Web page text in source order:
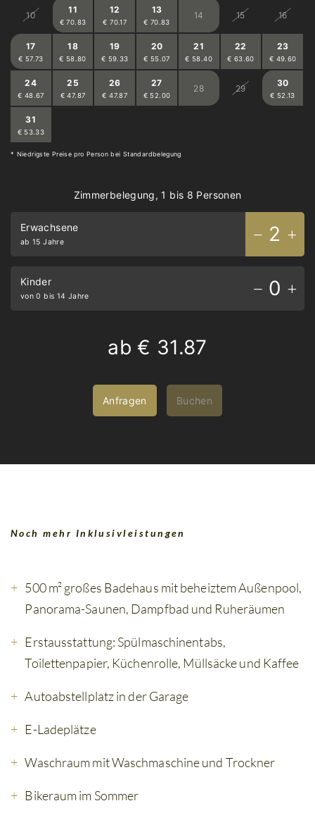
Kaffeemaschine
Toaster
10
11
€ 70.83
12
€ 70.17
13
€ 70.83
14 15 16
17
€ 57.73
18
€ 58.80
19
€ 59.33
20
€ 55.07
21
€ 58.40
22
€ 63.60
23
€ 49.60
24
€ 48.67
25
€ 47.87
26
€ 47.87
27
€ 52.00
28 29
30
€ 52.13
31
€ 53.33
* Niedrigste Preise pro Person bei Standardbelegung
Zimmerbelegung, 1 bis 8 Personen
Erwachsene
ab 15 Jahre 2
Kinder
von 0 bis 14 Jahre 0
ab € 31.87
Anfragen Buchen
Noch mehr Inklusivleistungen
500 m² großes Badehaus mit beheiztem Außenpool,
Panorama-Saunen, Dampfbad und Ruheräumen
Erstausstattung: Spülmaschinentabs,
Toilettenpapier, Küchenrolle, Müllsäcke und Kaffee
Autoabstellplatz in der Garage
E-Ladeplätze
Waschraum mit Waschmaschine und Trockner
Bikeraum im Sommer